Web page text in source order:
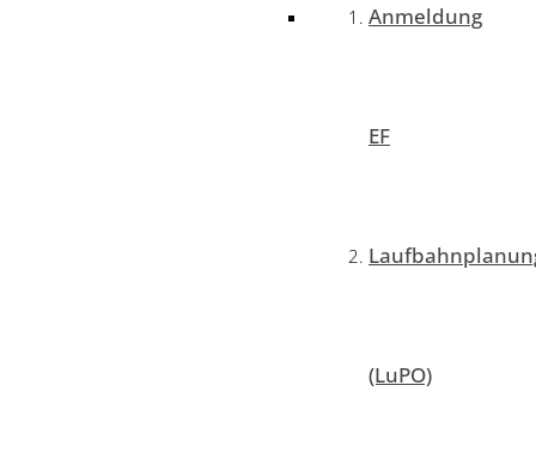
Anmeldung
EF
(LuPO)